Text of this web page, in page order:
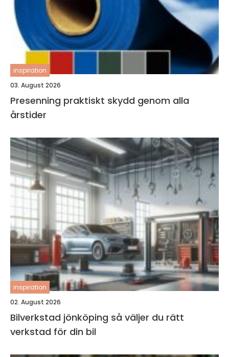
inspiration
03. August 2026
Presenning praktiskt skydd genom alla
årstider
inspiration
02. August 2026
Bilverkstad jönköping så väljer du rätt
verkstad för din bil